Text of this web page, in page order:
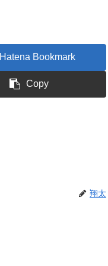
Hatena Bookmark
Copy
翔太